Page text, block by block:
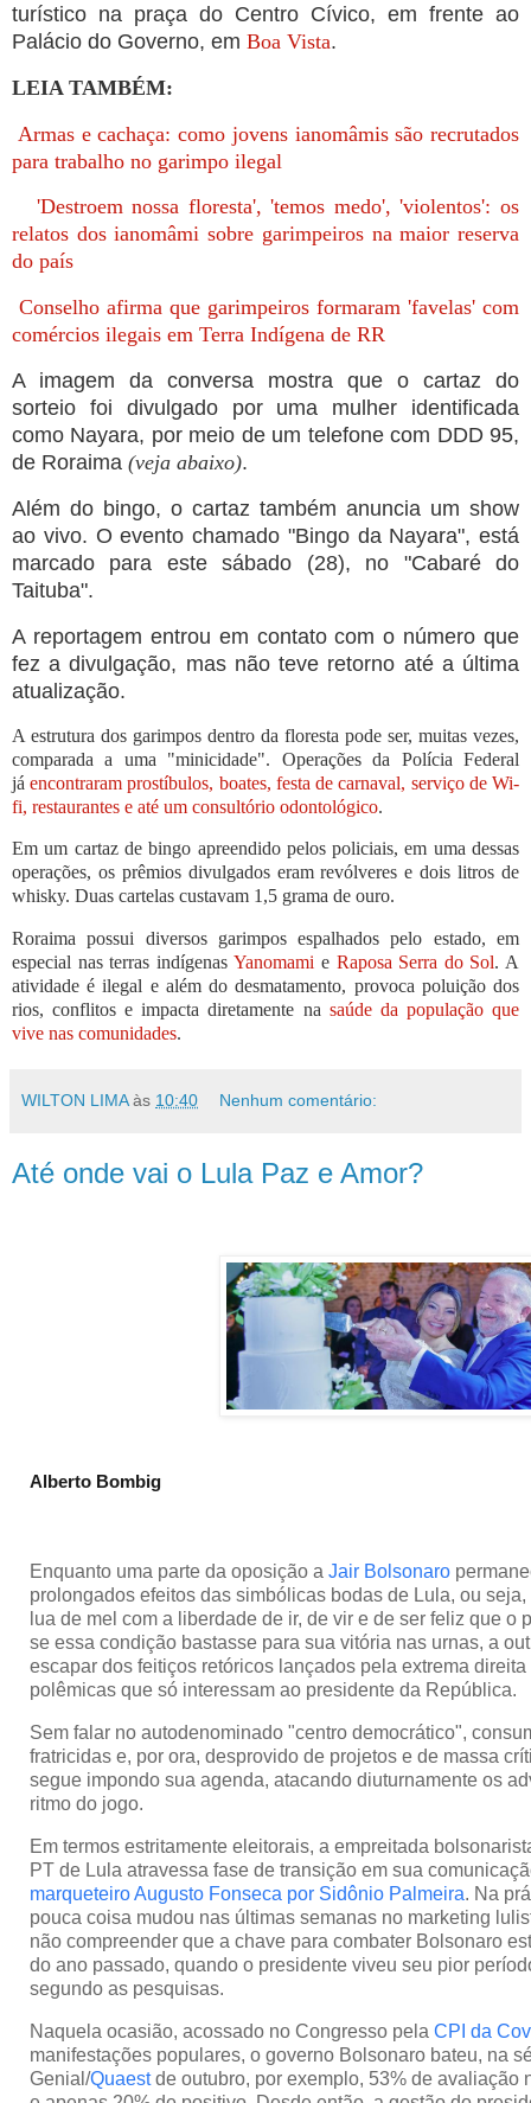
turístico na praça do Centro Cívico, em frente ao
Palácio do Governo, em Boa Vista.
LEIA TAMBÉM:
Armas e cachaça: como jovens ianomâmis são recrutados
para trabalho no garimpo ilegal
'Destroem nossa floresta', 'temos medo', 'violentos': os
relatos dos ianomâmi sobre garimpeiros na maior reserva
do país
Conselho afirma que garimpeiros formaram 'favelas' com
comércios ilegais em Terra Indígena de RR
A imagem da conversa mostra que o cartaz do
sorteio foi divulgado por uma mulher identificada
como Nayara, por meio de um telefone com DDD 95,
de Roraima (veja abaixo).
Além do bingo, o cartaz também anuncia um show
ao vivo. O evento chamado "Bingo da Nayara", está
marcado para este sábado (28), no "Cabaré do
Taituba".
A reportagem entrou em contato com o número que
fez a divulgação, mas não teve retorno até a última
atualização.
A estrutura dos garimpos dentro da floresta pode ser, muitas vezes,
comparada a uma "minicidade". Operações da Polícia Federal
jáencontraram prostíbulos, boates, festa de carnaval, serviço de Wi-
fi, restaurantes e até um consultório odontológico.
Em um cartaz de bingo apreendido pelos policiais, em uma dessas
operações, os prêmios divulgados eram revólveres e dois litros de
whisky. Duas cartelas custavam 1,5 grama de ouro.
Roraima possui diversos garimpos espalhados pelo estado, em
especial nas terras indígenasYanomamie Raposa Serra do Sol. A
atividade é ilegal e além do desmatamento, provoca poluição dos
rios, conflitos e impacta diretamente na saúde da população que
vive nas comunidades.
WILTON LIMA às 10:40 Nenhum comentário:
Até onde vai o Lula Paz e Amor?
Alberto Bombig
Enquanto uma parte da oposição a Jair Bolsonaro
prolongados efeitos das simbólicas bodas de Lula, ou
lua de mel com a liberdade de ir, de vir e de ser feliz que o
se essa condição bastasse para sua vitória nas urnas, a
escapar dos feitiços retóricos lançados pela extrema
polêmicas que só interessam ao presidente da República.
Sem falar no autodenominado "centro democrático",
fratricidas e, por ora, desprovido de projetos e de massa
segue impondo sua agenda, atacando diuturnamente os
ritmo do jogo.
Em termos estritamente eleitorais, a empreitada
PT de Lula atravessa fase de transição em sua
marqueteiro Augusto Fonseca por Sidônio Palmeira. Na
pouca coisa mudou nas últimas semanas no marketing
não compreender que a chave para combater Bolsonaro
do ano passado, quando o presidente viveu seu pior
segundo as pesquisas.
Naquela ocasião, acossado no Congresso pela CPI da
manifestações populares, o governo Bolsonaro bateu, na
Genial/Quaestde outubro, por exemplo, 53% de avaliação